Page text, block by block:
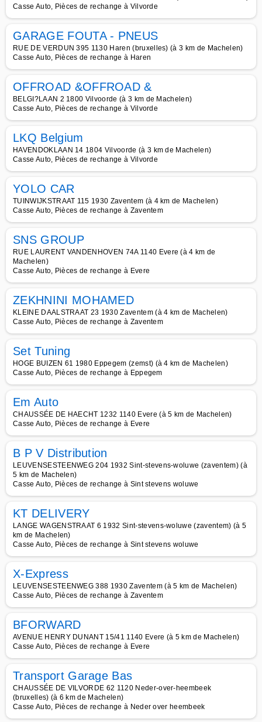
Casse Auto, Pièces de rechange à Vilvorde
GARAGE FOUTA - PNEUS
RUE DE VERDUN 395 1130 Haren (bruxelles) (à 3 km de Machelen)
Casse Auto, Pièces de rechange à Haren
OFFROAD &OFFROAD &
BELGI?LAAN 2 1800 Vilvoorde (à 3 km de Machelen)
Casse Auto, Pièces de rechange à Vilvorde
LKQ Belgium
HAVENDOKLAAN 14 1804 Vilvoorde (à 3 km de Machelen)
Casse Auto, Pièces de rechange à Vilvorde
YOLO CAR
TUINWIJKSTRAAT 115 1930 Zaventem (à 4 km de Machelen)
Casse Auto, Pièces de rechange à Zaventem
SNS GROUP
RUE LAURENT VANDENHOVEN 74A 1140 Evere (à 4 km de
Machelen)
Casse Auto, Pièces de rechange à Evere
ZEKHNINI MOHAMED
KLEINE DAALSTRAAT 23 1930 Zaventem (à 4 km de Machelen)
Casse Auto, Pièces de rechange à Zaventem
Set Tuning
HOGE BUIZEN 61 1980 Eppegem (zemst) (à 4 km de Machelen)
Casse Auto, Pièces de rechange à Eppegem
Em Auto
CHAUSSÉE DE HAECHT 1232 1140 Evere (à 5 km de Machelen)
Casse Auto, Pièces de rechange à Evere
B P V Distribution
LEUVENSESTEENWEG 204 1932 Sint-stevens-woluwe (zaventem) (à
5 km de Machelen)
Casse Auto, Pièces de rechange à Sint stevens woluwe
KT DELIVERY
LANGE WAGENSTRAAT 6 1932 Sint-stevens-woluwe (zaventem) (à 5
km de Machelen)
Casse Auto, Pièces de rechange à Sint stevens woluwe
X-Express
LEUVENSESTEENWEG 388 1930 Zaventem (à 5 km de Machelen)
Casse Auto, Pièces de rechange à Zaventem
BFORWARD
AVENUE HENRY DUNANT 15/41 1140 Evere (à 5 km de Machelen)
Casse Auto, Pièces de rechange à Evere
Transport Garage Bas
CHAUSSÉE DE VILVORDE 62 1120 Neder-over-heembeek
(bruxelles) (à 6 km de Machelen)
Casse Auto, Pièces de rechange à Neder over heembeek